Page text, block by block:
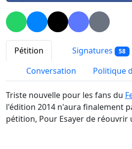
Pétition Signatures 58
Conversation Politique
Triste nouvelle pour les fans du
l'édition 2014 n'aura finalement
pétition, Pour Esayer de réouvrir